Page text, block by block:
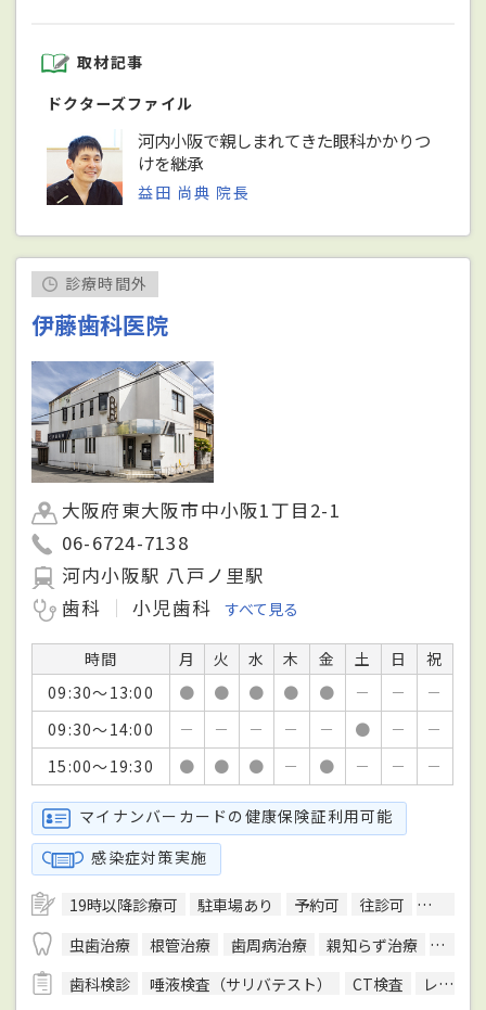
取材記事
ドクターズファイル
河内小阪で親しまれてきた眼科かかりつ
けを継承
益田 尚典 院長
診療時間外
伊藤歯科医院
大阪府東大阪市中小阪1丁目2-1
06-6724-7138
河内小阪駅 八戸ノ里駅
歯科
小児歯科 すべて見る
時間 月 火 水 木 金 土 日
祝
09:30～13:00
● ● ● ● ● － －
－
09:30～14:00
－ － － － － ● －
－
15:00～19:30
● ● ● － ● － － －
マイナンバーカードの健康保険証利用可能
感染症対策実施
19時以降診療可 駐車場あり 予約可 往診可
訪問診
虫歯治療
根管治療 歯周病治療 親知らず治療
入れ
歯科検診
唾液検査（サリバテスト） CT検査 レントゲン検査